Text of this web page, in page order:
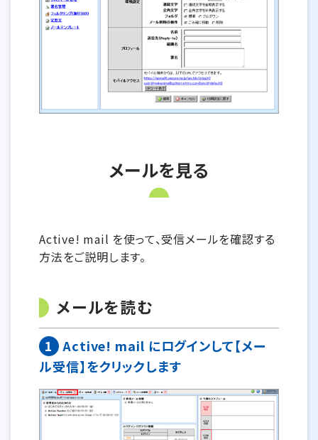
メールを見る
Active! mail を使って、受信メールを確認する
方法をご説明します。
メールを読む
1
Active! mail にログインして【メー
ル受信】をクリックします